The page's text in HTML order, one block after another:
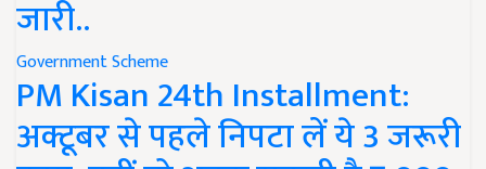
जारी..
Government Scheme
PM Kisan 24th Installment:
अक्टूबर से पहले निपटा लें ये 3 जरूरी